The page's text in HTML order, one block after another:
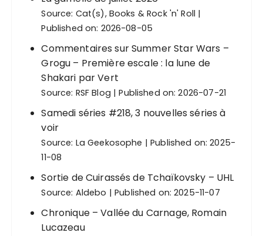
Source: Cat(s), Books & Rock 'n' Roll
Published on: 2026-08-05
Commentaires sur Summer Star Wars –
Grogu – Première escale : la lune de
Shakari par Vert
Source: RSF Blog Published on: 2026-07-21
Samedi séries #218, 3 nouvelles séries à
voir
Source: La Geekosophe
Published on: 2025-
11-08
Sortie de Cuirassés de Tchaïkovsky – UHL
Source: Aldebo Published on: 2025-11-07
Chronique – Vallée du Carnage, Romain
Lucazeau